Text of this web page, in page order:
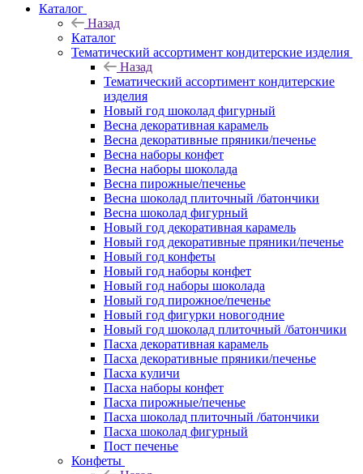
Каталог
Назад
Каталог
Тематический ассортимент кондитерские изделия
Назад
Тематический ассортимент кондитерские
изделия
Новый год шоколад фигурный
Весна декоративная карамель
Весна декоративные пряники/печенье
Весна наборы конфет
Весна наборы шоколада
Весна пирожные/печенье
Весна шоколад плиточный /батончики
Весна шоколад фигурный
Новый год декоративная карамель
Новый год декоративные пряники/печенье
Новый год конфеты
Новый год наборы конфет
Новый год наборы шоколада
Новый год пирожное/печенье
Новый год фигурки новогодние
Новый год шоколад плиточный /батончики
Пасха декоративная карамель
Пасха декоративные пряники/печенье
Пасха куличи
Пасха наборы конфет
Пасха пирожные/печенье
Пасха шоколад плиточный /батончики
Пасха шоколад фигурный
Пост печенье
Конфеты